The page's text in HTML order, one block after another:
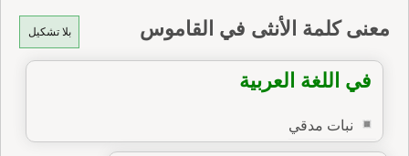
بلا تشكيل معنى كلمة الأنثى في القاموس
في اللغة العربية
نبات مدقي